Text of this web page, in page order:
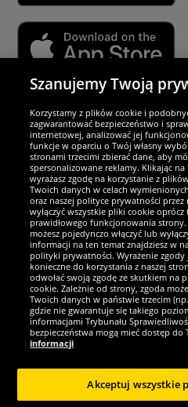
Partnerzy i
Jesteśmy
Zostań fanem
Copyright © 2024 Sportspar GmbH,
Szanujemy Twoją
Korzystamy z plików cookie i
zagwarantować bezpieczeństwo i
internetowej, analizować jej
funkcje w oparciu o Twój własny
stronami trzecimi zbierać dane, aby
spersonalizowane reklamy. Klikając
wyrażasz zgodę na korzystanie z
Twoich danych w celach
oraz naszej polityce prywatności przez
wyłączyć wszystkie pliki cookie
prawidłowego funkcjonowania
możesz pojedynczo włączyć lub
informacji na ten temat znajdziesz w
polityki prywatności. Wyrażenie
konieczne do korzystania z naszej
odwołać swoją zgodę ze skutkiem na
cookie. Zależnie od strony, zgoda
Twoich danych w państwie trzecim
gdzie nie gwarantuje się takiego
informacjami Trybunału
bezpieczeństwa mogą mieć dostęp do
informacji
Akceptuj wszystkie